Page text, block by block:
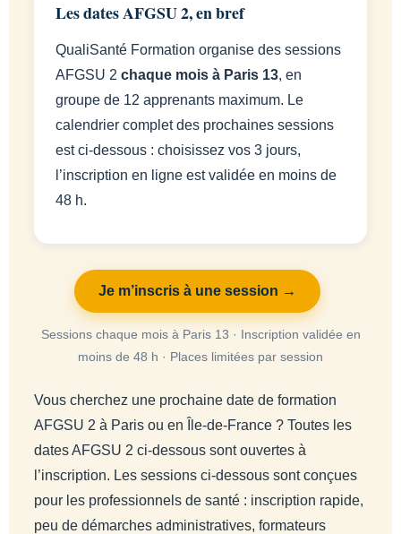
Les dates AFGSU 2, en bref
QualiSanté Formation organise des sessions
AFGSU 2 chaque mois à Paris 13, en
groupe de 12 apprenants maximum. Le
calendrier complet des prochaines sessions
est ci-dessous : choisissez vos 3 jours,
l’inscription en ligne est validée en moins de
48 h.
Je m’inscris à une session →
Sessions chaque mois à Paris 13 · Inscription validée en
moins de 48 h · Places limitées par session
Vous cherchez une prochaine date de formation
AFGSU 2 à Paris ou en Île-de-France ? Toutes les
dates AFGSU 2 ci-dessous sont ouvertes à
l’inscription. Les sessions ci-dessous sont conçues
pour les professionnels de santé : inscription rapide,
peu de démarches administratives, formateurs